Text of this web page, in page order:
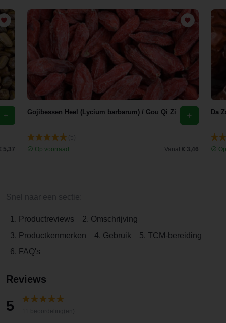
5,37
Gojibessen Heel (Lycium barbarum) / Gou Qi Zi
Op voorraad
Vanaf € 3,46
Da
1. Productreviews
2. Omschrijving
3. Productkenmerken
4. Gebruik
5. TCM-bereiding
6. FAQ's
Reviews
5